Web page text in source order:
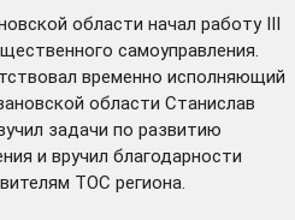
области начал работу III
самоуправления.
временно исполняющий
области Станислав
задачи по развитию
и вручил благодарности
ТОС региона.